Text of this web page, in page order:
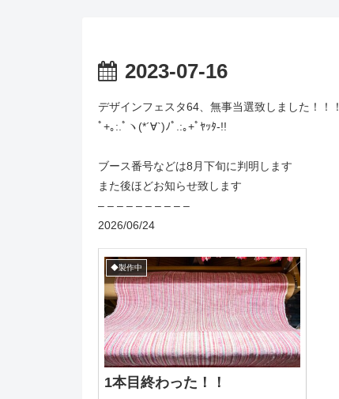
2023-07-16
デザインフェスタ64、無事当選致しました！！！
ﾟ+｡:.ﾟヽ(*´∀`)ﾉﾟ.:｡+ﾟﾔｯﾀ-!!
ブース番号などは8月下旬に判明します
また後ほどお知らせ致します
– – – – – – – – – –
2026/06/24
◆製作中
1本目終わった！！